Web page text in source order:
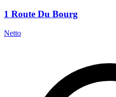
1 Route Du Bourg
Netto